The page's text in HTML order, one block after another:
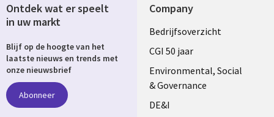
Company
Useful
links
NETHERLANDS
Bedrijfsoverzicht
CGI 50 jaar
Environmental, Social
& Governance
DE&I
Ontdek wat er speelt
in uw markt
Blijf op de hoogte van het
laatste nieuws en trends met
onze nieuwsbrief
Abonneer